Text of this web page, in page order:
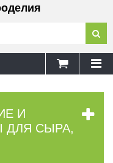
И
ДЛЯ СЫРА,